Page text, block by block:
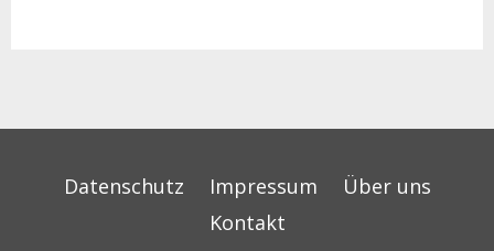
Datenschutz Impressum
Über uns
Kontakt